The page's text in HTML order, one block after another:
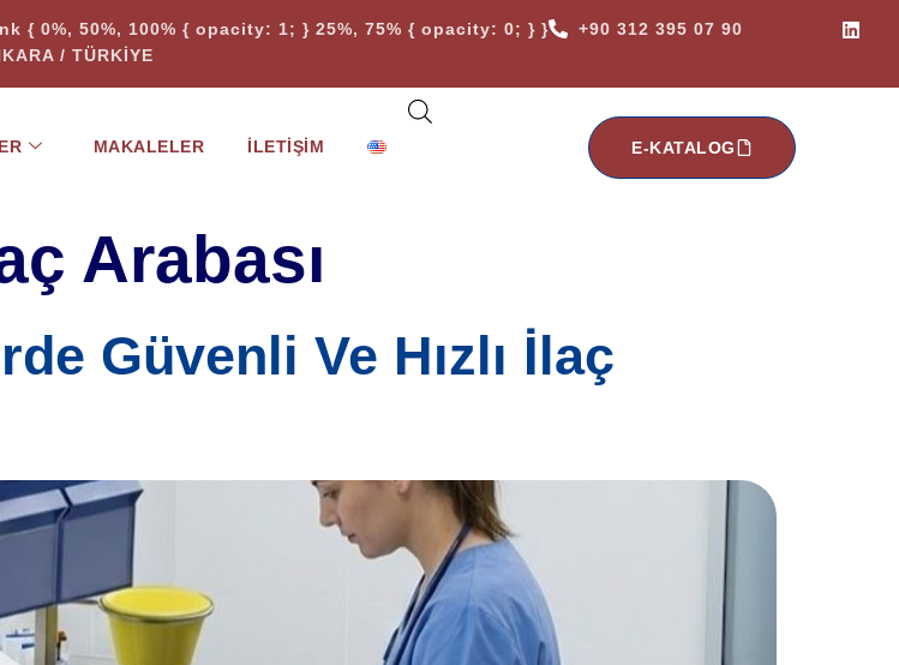
0%, 50%, 100% { opacity: 1; } 25%, 75% { opacity: 0; } }
+90 312 395 07 90
/ TÜRKİYE
MAKALELER İLETIŞIM E-KATALOG
Arabası
Güvenli Ve Hızlı İlaç